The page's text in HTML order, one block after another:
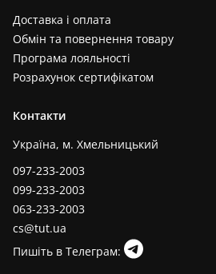
Доставка і оплата
Обмін та повернення товару
Програма лояльності
Розрахунок сертифікатом
Контакти
Україна, м. Хмельницький
097-233-2003
099-233-2003
063-233-2003
cs@tut.ua
Пишіть в Телеграм: